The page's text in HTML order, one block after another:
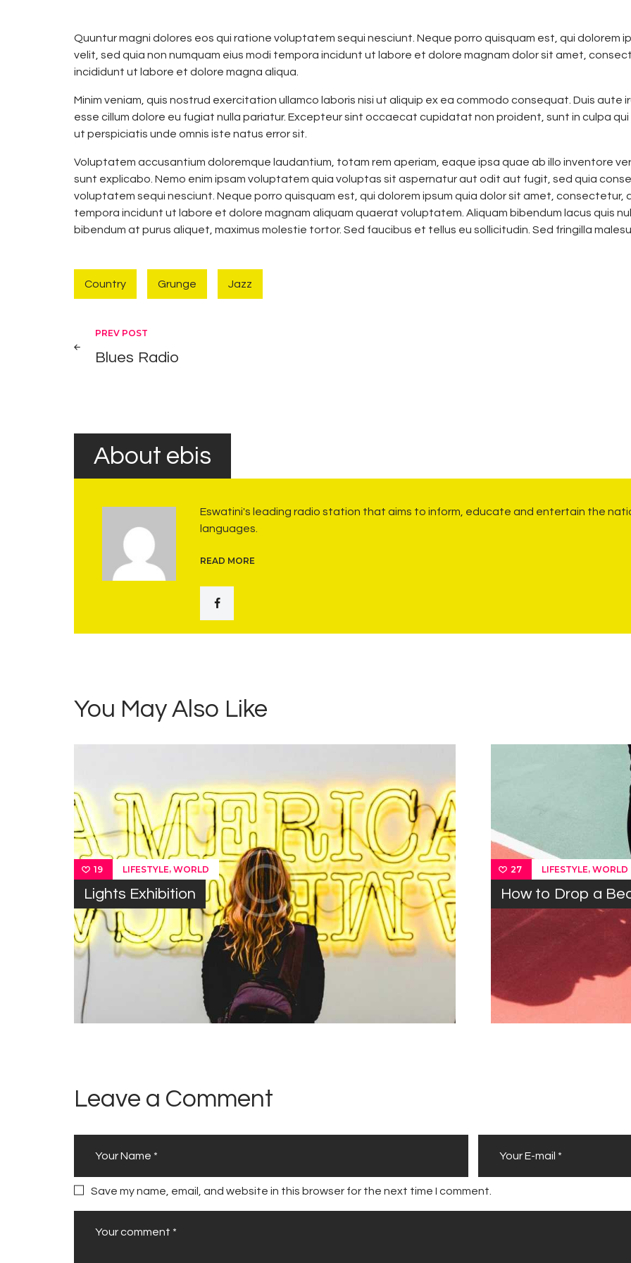
Quuntur magni dolores eos qui ratione voluptatem sequi nesciunt. Neque porro quisquam est, qui dolorem
velit, sed quia non numquam eius modi tempora incidunt ut labore et dolore magnam dolor sit amet,
incididunt ut labore et dolore magna aliqua.
Minim veniam, quis nostrud exercitation ullamco laboris nisi ut aliquip ex ea commodo consequat. Duis
esse cillum dolore eu fugiat nulla pariatur. Excepteur sint occaecat cupidatat non proident, sunt in culpa
ut perspiciatis unde omnis iste natus error sit.
Voluptatem accusantium doloremque laudantium, totam rem aperiam, eaque ipsa quae ab illo inventore
sunt explicabo. Nemo enim ipsam voluptatem quia voluptas sit aspernatur aut odit aut fugit, sed quia
voluptatem sequi nesciunt. Neque porro quisquam est, qui dolorem ipsum quia dolor sit amet, consectetur,
tempora incidunt ut labore et dolore magnam aliquam quaerat voluptatem. Aliquam bibendum lacus quis
bibendum at purus aliquet, maximus molestie tortor. Sed faucibus et tellus eu sollicitudin. Sed fringilla
Country Grunge Jazz
Post
PREV POST
Blues Radio
About ebis
Eswatini's leading radio station that aims to inform, educate and entertain the
languages.
READ MORE
You May Also Like
19 LIFESTYLE, WORLD
Lights Exhibition
27 LIFESTYLE, WORLD
How to Drop a
Leave a Comment
Save my name, email, and website in this browser for the next time I comment.